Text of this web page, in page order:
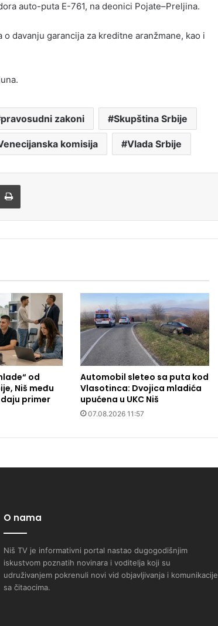
auto-puta E-761, na deonici Pojate–Preljina.
davanju garancija za kreditne aranžmane, kao i
pravosudni zakoni Skupština Srbije
komisija Vlada Srbije
od
Niš među
primer
Automobil sleteo sa puta kod
Vlasotinca: Dvojica mladića
upućena u UKC Niš
07.08.2026 11:57
O nama
Niš TV je informativni portal nastao dugogodišnjim
iskustvom poznatih novinara i voditelja koji su
udruživanjem pokrenuli novi vid objavljivanja i komunikacije
sa čitaocima.